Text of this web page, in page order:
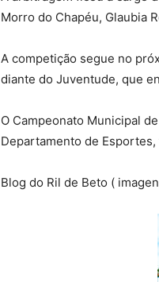
Morro do Chapéu, Glaubia
A competição segue no
diante do Juventude, que
O Campeonato Municipal
Departamento de
Blog do Ril de Beto (